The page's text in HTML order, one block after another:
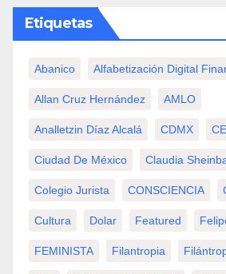
Etiquetas
Abanico Alfabetización Digital
Allan Cruz Hernández AMLO
Analletzin Díaz Alcalá CDMX
Ciudad De México Claudia
Colegio Jurista CONSCIENCIA
Cultura Dolar Featured
FEMINISTA Filantropia